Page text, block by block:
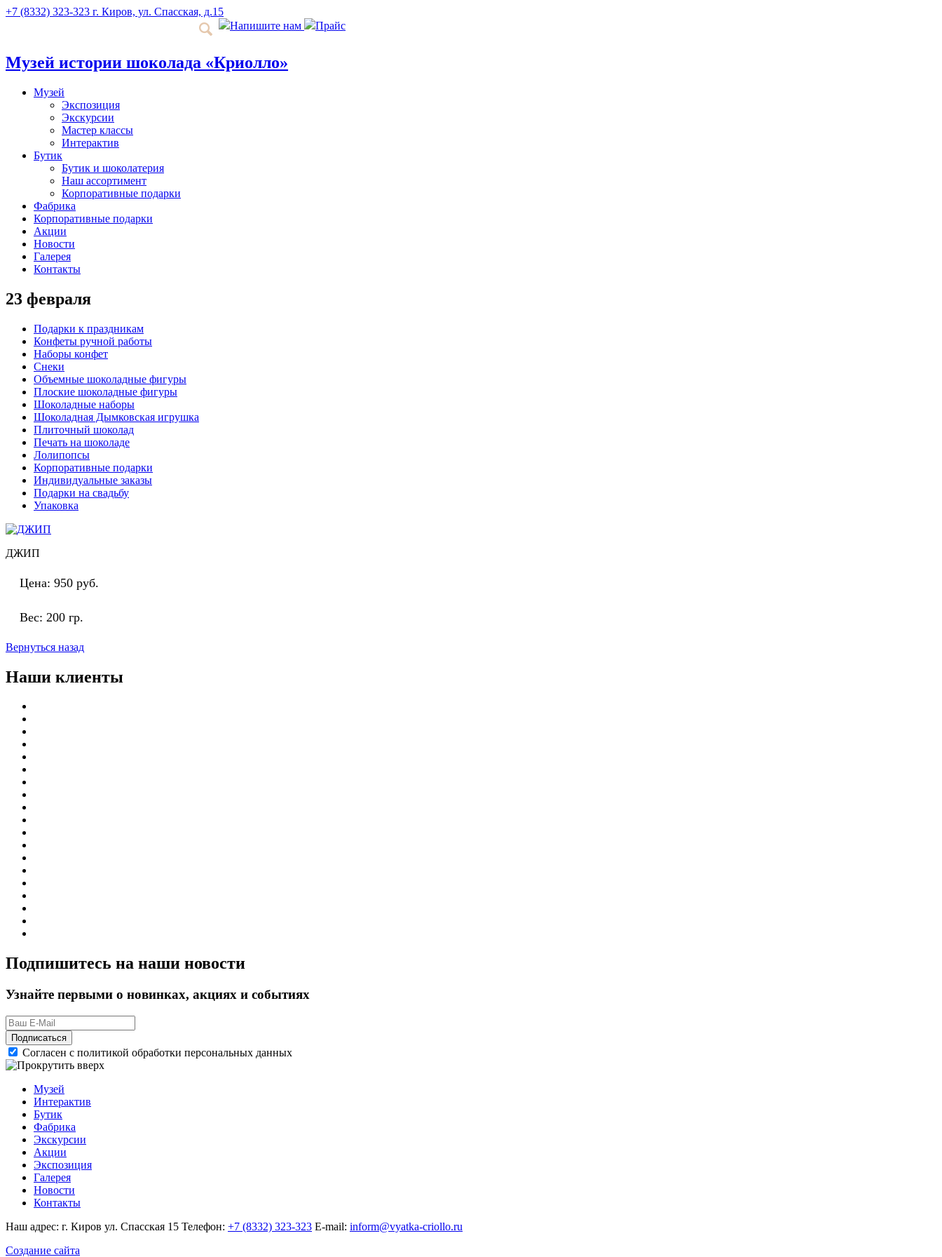
+7 (8332) 323-323 г. Киров, ул. Спасская, д.15
Напишите нам
Прайс
Музей истории шоколада «Криолло»
Музей
Экспозиция
Экскурсии
Мастер классы
Интерактив
Бутик
Бутик и шоколатерия
Наш ассортимент
Корпоративные подарки
Фабрика
Корпоративные подарки
Акции
Новости
Галерея
Контакты
23 февраля
Подарки к праздникам
Конфеты ручной работы
Наборы конфет
Снеки
Объемные шоколадные фигуры
Плоские шоколадные фигуры
Шоколадные наборы
Шоколадная Дымковская игрушка
Плиточный шоколад
Печать на шоколаде
Лолипопсы
Корпоративные подарки
Индивидуальные заказы
Подарки на свадьбу
Упаковка
ДЖИП
Цена: 950 руб.
Вес: 200 гр.
Вернуться назад
Наши клиенты
Подпишитесь на наши новости
Узнайте первыми о новинках, акциях и событиях
Подписаться
Согласен с политикой обработки персональных данных
Музей
Интерактив
Бутик
Фабрика
Экскурсии
Акции
Экспозиция
Галерея
Новости
Контакты
Наш адрес: г. Киров ул. Спасская 15 Телефон: +7 (8332) 323-323 E-mail: inform@vyatka-criollo.ru
Создание сайта